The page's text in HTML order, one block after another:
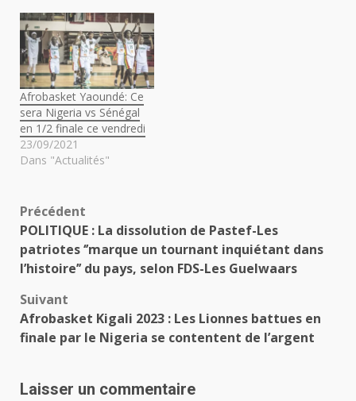
Afrobasket Yaoundé: Ce
sera Nigeria vs Sénégal
en 1/2 finale ce vendredi
23/09/2021
Dans "Actualités"
Navigation
d’article
Précédent
POLITIQUE : La dissolution de Pastef-Les
patriotes ‘’marque un tournant inquiétant dans
l’histoire’’ du pays, selon FDS-Les Guelwaars
Suivant
Afrobasket Kigali 2023 : Les Lionnes battues en
finale par le Nigeria se contentent de l’argent
Laisser un commentaire